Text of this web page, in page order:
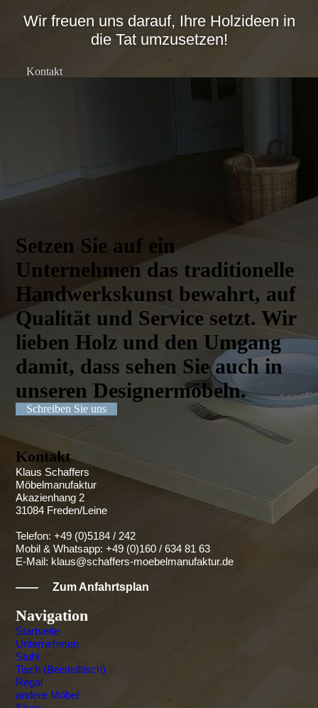
Wir freuen uns darauf, Ihre Holzideen in
die Tat umzusetzen!
Kontakt
Setzen Sie auf ein
Unternehmen das traditionelle
Handwerks­kunst bewahrt, auf
Qualität und Service setzt. Wir
lieben Holz und den Umgang
damit, dass sehen Sie auch in
unseren Designer­möbeln.
Schreiben Sie uns
Kontakt
Klaus Schaffers
Möbelmanufaktur
Akazienhang 2
31084 Freden/Leine
Telefon: +49 (0)5184 / 242
Mobil & Whatsapp: +49 (0)160 / 634 81 63
E-Mail: klaus@schaffers-moebelmanufaktur.de
——Zum Anfahrtsplan
Navigation
Startseite
Unternehmen
Stuhl
Tisch (Beistelltisch)
Regal
andere Möbel